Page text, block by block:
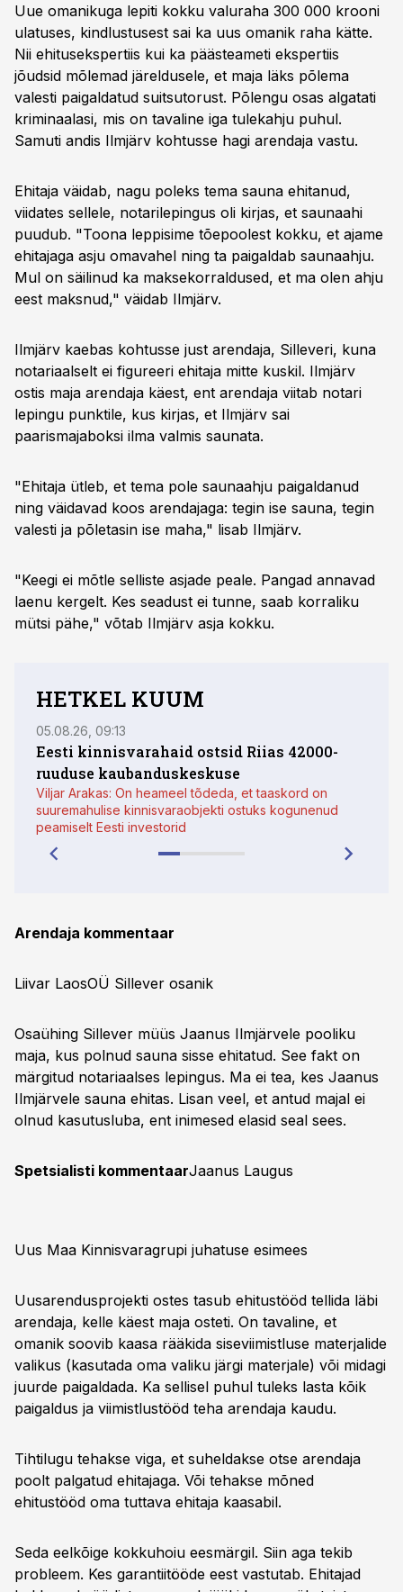
Uue omanikuga lepiti kokku valuraha 300 000 krooni
ulatuses, kindlustusest sai ka uus omanik raha kätte.
Nii ehitusekspertiis kui ka päästeameti ekspertiis
jõudsid mõlemad järeldusele, et maja läks põlema
valesti paigaldatud suitsutorust. Põlengu osas algatati
kriminaalasi, mis on tavaline iga tulekahju puhul.
Samuti andis Ilmjärv kohtusse hagi arendaja vastu.
Ehitaja väidab, nagu poleks tema sauna ehitanud,
viidates sellele, notarilepingus oli kirjas, et saunaahi
puudub. "Toona leppisime tõepoolest kokku, et ajame
ehitajaga asju omavahel ning ta paigaldab saunaahju.
Mul on säilinud ka maksekorraldused, et ma olen ahju
eest maksnud," väidab Ilmjärv.
Ilmjärv kaebas kohtusse just arendaja, Silleveri, kuna
notariaalselt ei figureeri ehitaja mitte kuskil. Ilmjärv
ostis maja arendaja käest, ent arendaja viitab notari
lepingu punktile, kus kirjas, et Ilmjärv sai
paarismajaboksi ilma valmis saunata.
"Ehitaja ütleb, et tema pole saunaahju paigaldanud
ning väidavad koos arendajaga: tegin ise sauna, tegin
valesti ja põletasin ise maha," lisab Ilmjärv.
"Keegi ei mõtle selliste asjade peale. Pangad annavad
laenu kergelt. Kes seadust ei tunne, saab korraliku
mütsi pähe," võtab Ilmjärv asja kokku.
HETKEL KUUM
05.08.26, 09:13
Eesti kinnisvarahaid ostsid Riias 42000-
ruuduse kaubanduskeskuse
Viljar Arakas: On heameel tõdeda, et taaskord on
suuremahulise kinnisvaraobjekti ostuks kogunenud
peamiselt Eesti investorid
Arendaja kommentaar
Liivar LaosOÜ Sillever osanik
Osaühing Sillever müüs Jaanus Ilmjärvele pooliku
maja, kus polnud sauna sisse ehitatud. See fakt on
märgitud notariaalses lepingus. Ma ei tea, kes Jaanus
Ilmjärvele sauna ehitas. Lisan veel, et antud majal ei
olnud kasutusluba, ent inimesed elasid seal sees.
Spetsialisti kommentaarJaanus Laugus
Uus Maa Kinnisvaragrupi juhatuse esimees
Uusarendusprojekti ostes tasub ehitustööd tellida läbi
arendaja, kelle käest maja osteti. On tavaline, et
omanik soovib kaasa rääkida siseviimistluse materjalide
valikus (kasutada oma valiku järgi materjale) või midagi
juurde paigaldada. Ka sellisel puhul tuleks lasta kõik
paigaldus ja viimistlustööd teha arendaja kaudu.
Tihtilugu tehakse viga, et suheldakse otse arendaja
poolt palgatud ehitajaga. Või tehakse mõned
ehitustööd oma tuttava ehitaja kaasabil.
Seda eelkõige kokkuhoiu eesmärgil. Siin aga tekib
probleem. Kes garantiitööde eest vastutab. Ehitajad